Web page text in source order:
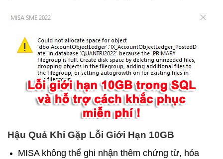
Hậu Quả Khi Gặp Lỗi Giới Hạn 10GB
MISA không thể ghi nhận thêm chứng từ, hóa